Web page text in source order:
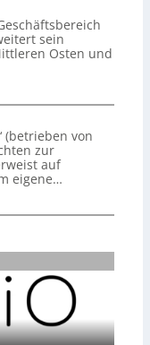
sein
Osten und
(betrieben von
zur
auf
eigene…